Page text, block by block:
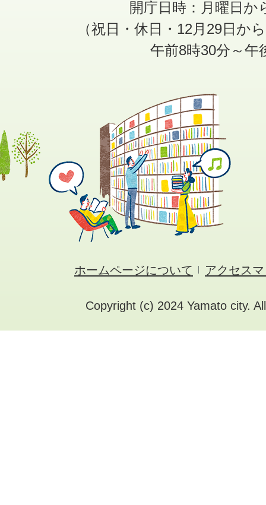
開庁日時：月曜日か
（祝日・休日・12月29日か
午前8時30分～午
ホームページについて アクセス
Copyright (c) 2024 Yamato city.